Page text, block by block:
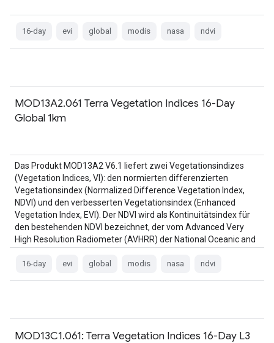
16-day evi global modis nasa ndvi
MOD13A2.061 Terra Vegetation Indices 16-Day
Global 1km
Das Produkt MOD13A2 V6.1 liefert zwei Vegetationsindizes
(Vegetation Indices, VI): den normierten differenzierten
Vegetationsindex (Normalized Difference Vegetation Index,
NDVI) und den verbesserten Vegetationsindex (Enhanced
Vegetation Index, EVI). Der NDVI wird als Kontinuitätsindex für
den bestehenden NDVI bezeichnet, der vom Advanced Very
High Resolution Radiometer (AVHRR) der National Oceanic and
16-day evi global modis nasa ndvi
MOD13C1.061: Terra Vegetation Indices 16-Day L3